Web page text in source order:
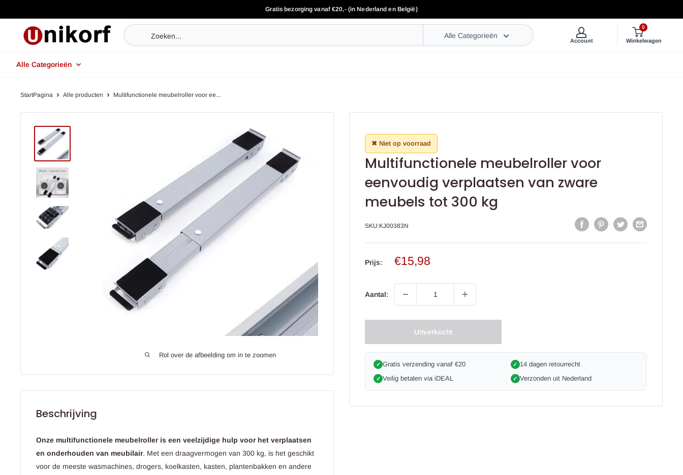
naar
Gratis bezorging vanaf €20,- (in Nederland en België)
UniKorf.nl
Alle Categorieën
Account
0
Winkelwagen
Alle Categorieën
StartPagina Alle producten Multifunctionele meubelroller voor ee...
Rol over de afbeelding om in te zoomen
✖ Niet op voorraad
Multifunctionele meubelroller voor
eenvoudig verplaatsen van zware
meubels tot 300 kg
SKU:KJ00383N
Prijs:
Verkoop
€15,98
Aantal:
Uitverkocht
✓ Gratis verzending vanaf €20 ✓ 14 dagen retourrecht
✓ Veilig betalen via iDEAL ✓ Verzonden uit Nederland
Beschrijving
Onze multifunctionele meubelroller is een veelzijdige hulp voor het verplaatsen
en onderhouden van meubilair. Met een draagvermogen van 300 kg, is het geschikt
voor de meeste wasmachines, drogers, koelkasten, kasten, plantenbakken en andere